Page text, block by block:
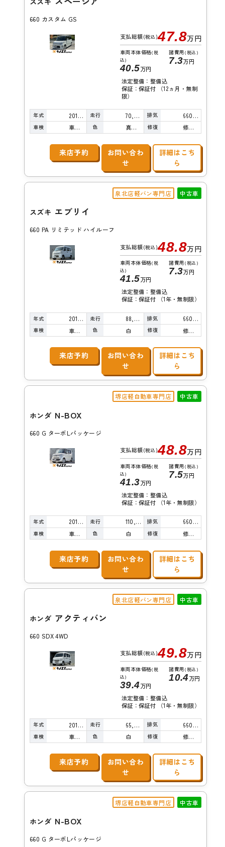
660 カスタム GS
支払総額(税込)47.8万円
車両本体価格(税
込)
40.5万円
諸費用 (税込)
7.3万円
法定整備：整備込
保証：保証付 （12ヵ月・無制
限）
年式 2015年 走行 70,000km 排気 660cc
車検 車検整備付 色 真珠白 修復 修復歴無し
来店予約
お問い合わ
せ
詳細はこち
ら
泉北店軽バン専門店 中古車
スズキ エブリイ
660 PA リミテッド ハイルーフ
支払総額(税込)48.8万円
車両本体価格(税
込)
41.5万円
諸費用 (税込)
7.3万円
法定整備：整備込
保証：保証付 （1年・無制限）
年式 2016年 走行 88,000km 排気 660cc
車検 車検整備付 色 白 修復 修復歴無し
来店予約
お問い合わ
せ
詳細はこち
ら
堺店軽自動車専門店 中古車
ホンダ N-BOX
660 G ターボLパッケージ
支払総額(税込)48.8万円
車両本体価格(税
込)
41.3万円
諸費用 (税込)
7.5万円
法定整備：整備込
保証：保証付 （1年・無制限）
年式 2015年 走行 110,000km 排気 660cc
車検 車検整備付 色 白 修復 修復歴無し
来店予約
お問い合わ
せ
詳細はこち
ら
泉北店軽バン専門店 中古車
ホンダ アクティバン
660 SDX 4WD
支払総額(税込)49.8万円
車両本体価格(税
込)
39.4万円
諸費用 (税込)
10.4万円
法定整備：整備込
保証：保証付 （1年・無制限）
年式 2014年 走行 65,000km 排気 660cc
車検 車検整備付 色 白 修復 修復歴無し
来店予約
お問い合わ
せ
詳細はこち
ら
堺店軽自動車専門店 中古車
ホンダ N-BOX
660 G ターボLパッケージ